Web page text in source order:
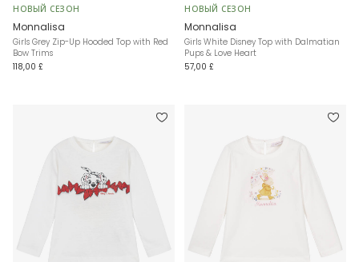
НОВЫЙ СЕЗОН
Monnalisa
Girls Grey Zip-Up Hooded Top with Red
Bow Trims
118,00 £
НОВЫЙ СЕЗОН
Monnalisa
Girls White Disney Top with Dalmatian
Pups & Love Heart
57,00 £